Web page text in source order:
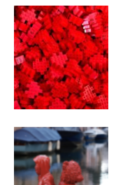
Prénom
Statut / Organisation
* Champ obligatoire
Adresse email*
Nom
Prénom
Statut /